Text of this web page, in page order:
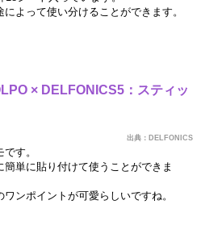
よって使い分けることができます。
× DELFONICS5 ：スティッ
出典： DELFONICS
す。
簡単に貼り付けて使うことができま
ワンポイントが可愛らしいですね。